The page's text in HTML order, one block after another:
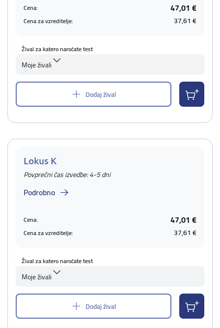
Cena: 47,01 €
Cena za vzreditelje: 37,61 €
Žival za katero naročate test
Moje živali
Dodaj žival
Lokus K
Povprečni čas izvedbe: 4-5 dni
Podrobno
Cena: 47,01 €
Cena za vzreditelje: 37,61 €
Žival za katero naročate test
Moje živali
Dodaj žival